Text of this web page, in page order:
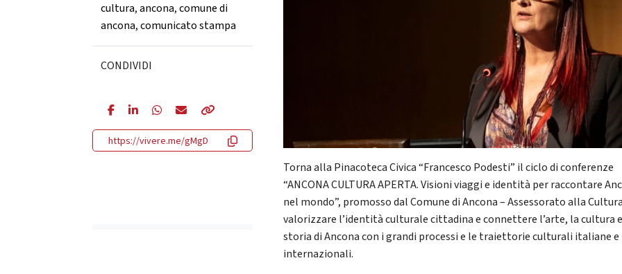
cultura,ancona,comune di
ancona,comunicato stampa
CONDIVIDI
https://vivere.me/gMgD
Torna alla Pinacoteca Civica “Francesco Podesti” il ciclo di conferenze
“ANCONA CULTURA APERTA. Visioni viaggi e identità per raccontare
nel mondo”, promosso dal Comune di Ancona – Assessorato alla
valorizzare l’identità culturale cittadina e connettere l’arte, la cultura
storia di Ancona con i grandi processi e le traiettorie culturali italiane e
internazionali.